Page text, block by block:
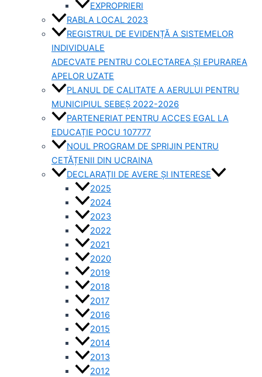
EXPROPRIERI
RABLA LOCAL 2023
REGISTRUL DE EVIDENȚĂ A SISTEMELOR
INDIVIDUALE
ADECVATE PENTRU COLECTAREA ȘI EPURAREA
APELOR UZATE
PLANUL DE CALITATE A AERULUI PENTRU
MUNICIPIUL SEBEȘ 2022-2026
PARTENERIAT PENTRU ACCES EGAL LA
EDUCAȚIE POCU 107777
NOUL PROGRAM DE SPRIJIN PENTRU
CETĂȚENII DIN UCRAINA
DECLARAȚII DE AVERE ȘI INTERESE
2025
2024
2023
2022
2021
2020
2019
2018
2017
2016
2015
2014
2013
2012